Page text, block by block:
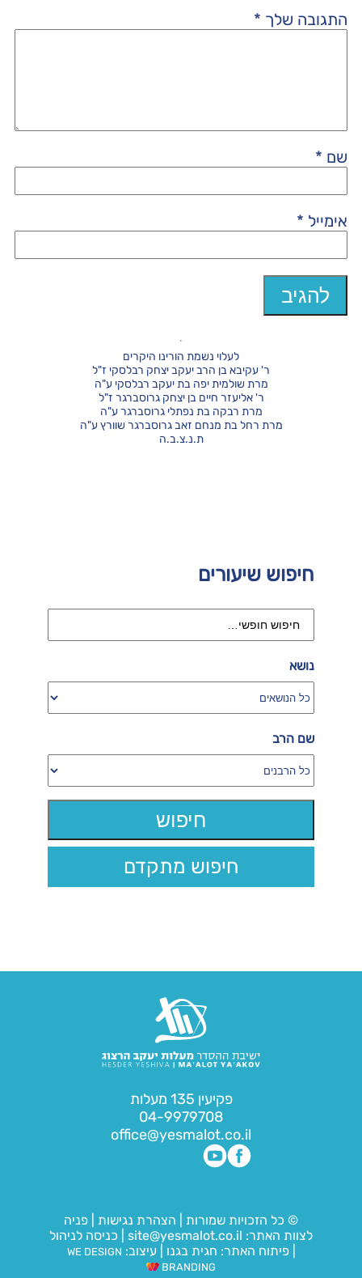
התגובה שלך *
שם *
אימייל *
חיפוש שיעורים
נושא
שם הרב
חיפוש מתקדם
לעלוי נשמת הורינו היקרים
ר' עקיבא בן הרב יעקב יצחק רבלסקי ז"ל
מרת שולמית יפה בת יעקב רבלסקי ע"ה
ר' אליעזר חיים בן יצחק גרוסברגר ז"ל
מרת רבקה בת נפתלי גרוסברגר ע"ה
מרת רחל בת מנחם זאב גרוסברגר שוורץ ע"ה
ת.נ.צ.ב.ה
פקיעין 135 מעלות
04-9979708
office@yesmalot.co.il
© כל הזכויות שמורות הצהרת נגישות
פניה
לצוות האתר: site@yesmalot.co.il
כניסה לניהול
|פיתוח האתר: חגית בגנו עיצוב: WE DESIGN
BRANDING